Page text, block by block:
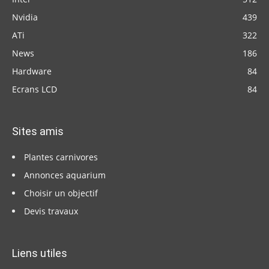
Nvidia
439
ATi
322
News
186
Hardware
84
Ecrans LCD
84
Sites amis
Plantes carnivores
Annonces aquarium
Choisir un objectif
Devis travaux
Liens utiles